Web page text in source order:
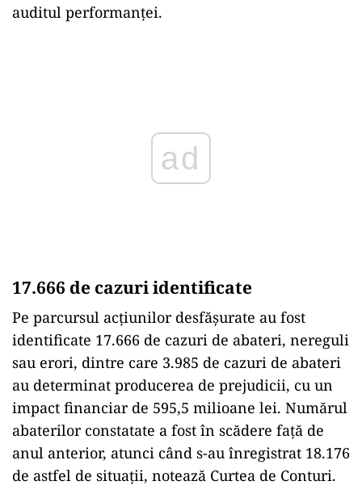
auditul performanţei.
17.666 de cazuri identificate
Pe parcursul acţiunilor desfăşurate au fost
identificate 17.666 de cazuri de abateri, nereguli
sau erori, dintre care 3.985 de cazuri de abateri
au determinat producerea de prejudicii, cu un
impact financiar de 595,5 milioane lei. Numărul
abaterilor constatate a fost în scădere faţă de
anul anterior, atunci când s-au înregistrat 18.176
de astfel de situaţii, notează Curtea de Conturi.